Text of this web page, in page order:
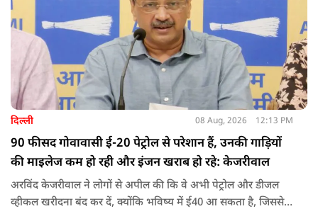
दिल्ली 08 Aug, 2026 12:13 PM
90 फीसद गोवावासी ई-20 पेट्रोल से परेशान हैं, उनकी गाड़ियों
की माइलेज कम हो रही और इंजन खराब हो रहे: केजरीवाल
अरविंद केजरीवाल ने लोगों से अपील की कि वे अभी पेट्रोल और डीजल
व्हीकल खरीदना बंद कर दें, क्योंकि भविष्य में ई40 आ सकता है, जिससे